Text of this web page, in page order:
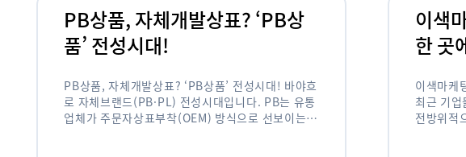
PB상품, 자체개발상표? ‘PB상
품’ 전성시대!
PB상품, 자체개발상표? ‘PB상품’ 전성시대! 바야흐
로 자체브랜드(PB·PL) 전성시대입니다. PB는 유통
업체가 주문자상표부착(OEM) 방식으로 선보이는
이색
한 곳
이색마케
최근 기
전방위적